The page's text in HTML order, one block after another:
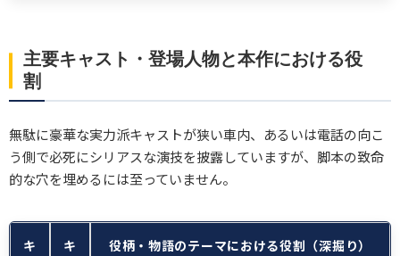
主要キャスト・登場人物と本作における役
割
無駄に豪華な実力派キャストが狭い車内、あるいは電話の向こ
う側で必死にシリアスな演技を披露していますが、脚本の致命
的な穴を埋めるには至っていません。
キ
キ
役柄・物語のテーマにおける役割（深掘り）